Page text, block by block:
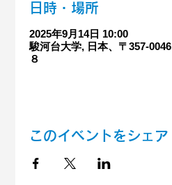
日時・場所
2025年9月14日 10:00
駿河台大学, 日本、〒357-
８
このイベントをシェア